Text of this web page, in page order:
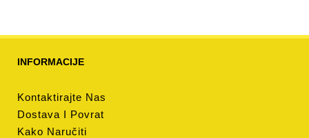
INFORMACIJE
Kontaktirajte Nas
Dostava I Povrat
Kako Naručiti